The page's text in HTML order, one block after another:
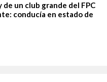
un club grande del FPC
conducía en estado de